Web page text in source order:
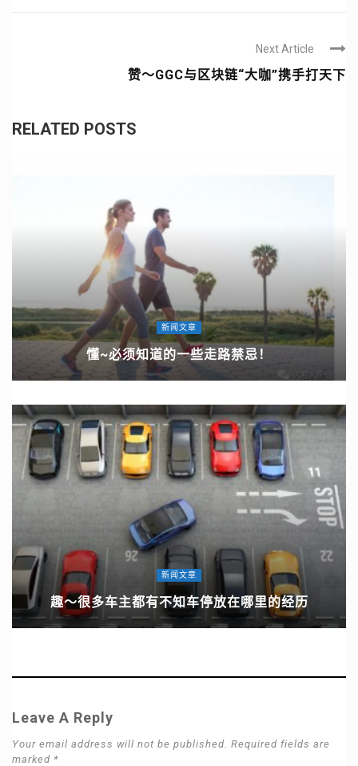
Next Article
赞～GGC与区块链“大咖”携手打天下
RELATED POSTS
新闻文章
懂~必须知道的一些走路禁忌！
新闻文章
趣～很多车主都有不知车停放在哪里的经历
Leave A Reply
Your email address will not be published. Required fields are
marked *